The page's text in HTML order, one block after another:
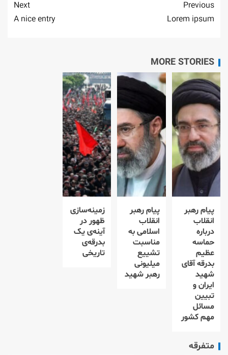
Previous
Lorem ipsum
Next
A nice entry
MORE STORIES
پیام رهبر
انقلاب
درباره
حماسه
عظیم
بدرقه آقای
شهید
ایران و
تبیین
مسائل
مهم کشور
پیام رهبر
انقلاب
اسلامی به
مناسبت
تشییع
میلیونی
رهبر شهید
زمینه‌سازی
ظهور در
آینه‌ی یک
بدرقه‌ی
تاریخی
متفرقه